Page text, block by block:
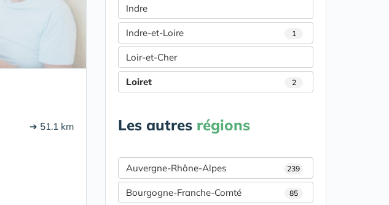
➔ 51.1 km
Indre
Indre-et-Loire 1
Loir-et-Cher
Loiret 2
Les autres régions
Auvergne-Rhône-Alpes 239
Bourgogne-Franche-Comté 85